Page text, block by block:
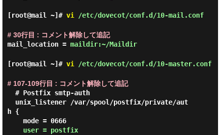
[root@mail ~]# vi /etc/dovecot/conf.d/10-mail.conf
# 30行目 : コメント解除して追記
mail_location = maildir:~/Maildir
[root@mail ~]# vi /etc/dovecot/conf.d/10-master.conf
# 107-109行目 : コメント解除して追記
h {
user = postfix